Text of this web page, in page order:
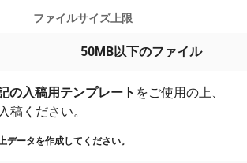
ファイルサイズ上限
50MB以下のファイル
の入稿用テンプレート をご使用の上、
稿ください。
ータを作成してください。